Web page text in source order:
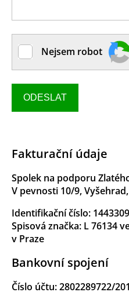
Nejsem robot
ODESLAT
Fakturační údaje
Spolek na podporu
V pevnosti 10/9,
Identifikační číslo:
Spisová značka: L 76134
v Praze
Bankovní spojení
Číslo účtu: 2802289722/